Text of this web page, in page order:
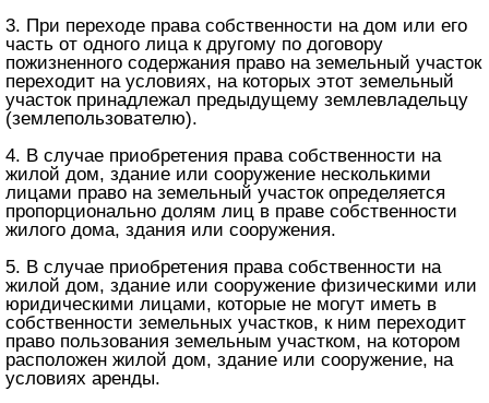
3. При переходе права собственности на дом или его
часть от одного лица к другому по договору
пожизненного содержания право на земельный участок
переходит на условиях, на которых этот земельный
участок принадлежал предыдущему землевладельцу
(землепользователю).
4. В случае приобретения права собственности на
жилой дом, здание или сооружение несколькими
лицами право на земельный участок определяется
пропорционально долям лиц в праве собственности
жилого дома, здания или сооружения.
5. В случае приобретения права собственности на
жилой дом, здание или сооружение физическими или
юридическими лицами, которые не могут иметь в
собственности земельных участков, к ним переходит
право пользования земельным участком, на котором
расположен жилой дом, здание или сооружение, на
условиях аренды.